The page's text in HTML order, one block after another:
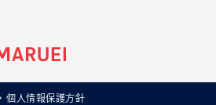
個人情報保護方針